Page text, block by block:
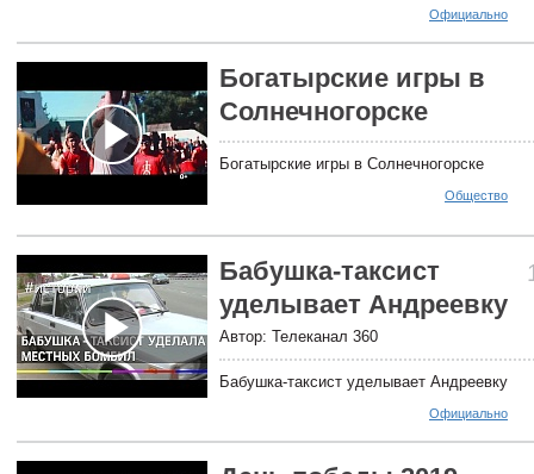
Официально
Богатырские игры в
Солнечногорске
Богатырские игры в Солнечногорске
Общество
Бабушка-таксист
уделывает Андреевку
Автор: Телеканал 360
Бабушка-таксист уделывает Андреевку
Официально